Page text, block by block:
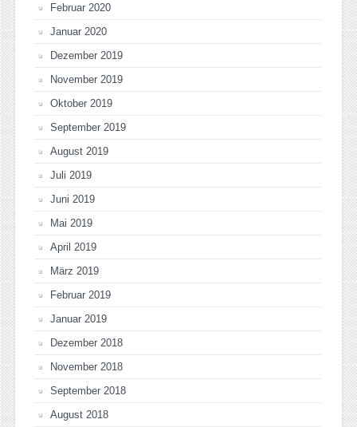
Februar 2020
Januar 2020
Dezember 2019
November 2019
Oktober 2019
September 2019
August 2019
Juli 2019
Juni 2019
Mai 2019
April 2019
März 2019
Februar 2019
Januar 2019
Dezember 2018
November 2018
September 2018
August 2018